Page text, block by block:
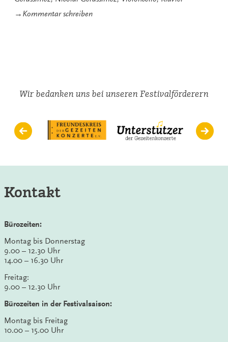
→ Kommentar schreibenzu
Wir bedanken uns bei unseren Festivalförderern
Kontakt
Bürozeiten:
Montag bis Donnerstag
9.00 – 12.30 Uhr
14.00 – 16.30 Uhr
Freitag:
9.00 – 12.30 Uhr
Bürozeiten in der Festivalsaison:
Montag bis Freitag
10.00 – 15.00 Uhr